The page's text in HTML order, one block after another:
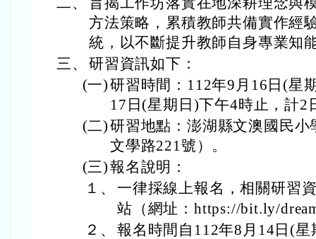
方法策略，累積教師共備實作經
統，以不斷提升教師自身專業知
三、 研習資訊如下：
(一)研習時間：112年9月16日(星
17日(星期日)下午4時止，計2
(二)研習地點：澎湖縣文澳國民
文學路221號）。
(三)報名說明：
１、
一律採線上報名，相關研習
站（網址：https://bit.ly/
２、 報名時間自112年8月14日(